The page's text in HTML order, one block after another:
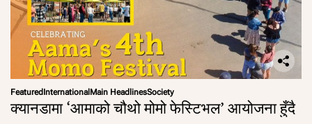
FeaturedInternationalMain HeadlinesSociety
क्यानडामा ‘आमाको चौथो मोमो फेस्टिभल’ आयोजना हुँदै